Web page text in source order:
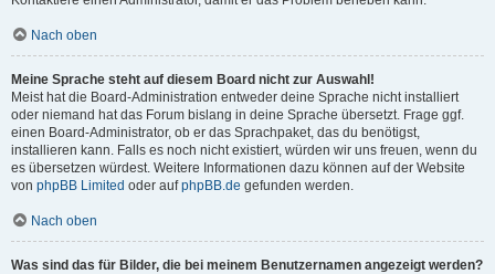
Nach oben
Meine Sprache steht auf diesem Board nicht zur Auswahl!
Meist hat die Board-Administration entweder deine Sprache nicht installiert
oder niemand hat das Forum bislang in deine Sprache übersetzt. Frage ggf.
einen Board-Administrator, ob er das Sprachpaket, das du benötigst,
installieren kann. Falls es noch nicht existiert, würden wir uns freuen, wenn du
es übersetzen würdest. Weitere Informationen dazu können auf der Website
von phpBB Limited oder aufphpBB.de gefunden werden.
Nach oben
Was sind das für Bilder, die bei meinem Benutzernamen angezeigt werden?